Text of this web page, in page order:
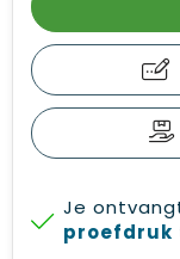
Je
proefdruk